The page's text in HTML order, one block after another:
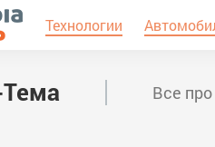
Технологии
Все